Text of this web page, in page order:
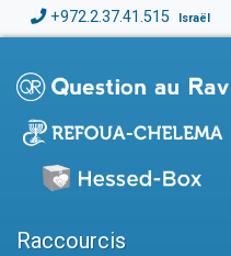
+972.2.37.41.515 Israël
Raccourcis